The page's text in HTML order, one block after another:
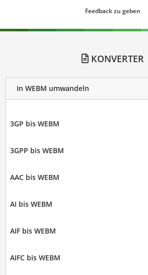
Feedback zu geben
KONVERTER
In WEBM umwandeln
3GP bis WEBM
3GPP bis WEBM
AAC bis WEBM
AI bis WEBM
AIF bis WEBM
AIFC bis WEBM